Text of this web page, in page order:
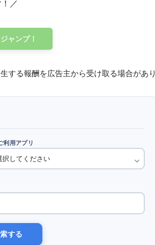
／
ャンプ！
する報酬を広告主から受け取る場合があり
利用アプリ
する